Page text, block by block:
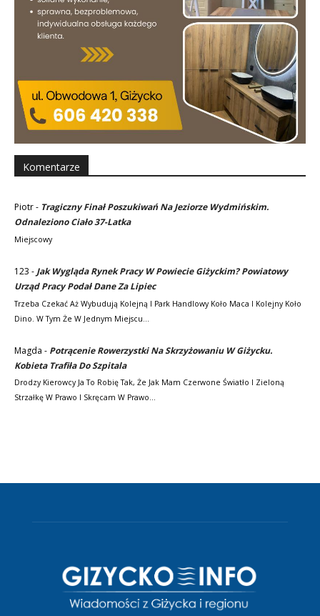
Komentarze
Piotr- Tragiczny Finał Poszukiwań Na Jeziorze Wydmińskim.
Odnaleziono Ciało 37-Latka
Miejscowy
123 - Jak Wygląda Rynek Pracy W Powiecie Giżyckim? Powiatowy
Urząd Pracy Podał Dane Za Lipiec
Trzeba Czekać Aż Wybudują Kolejną I Park Handlowy Koło Maca I Kolejny Koło
Dino. W Tym Że W Jednym Miejscu…
Magda - Potrącenie Rowerzystki Na Skrzyżowaniu W Giżycku.
Kobieta Trafiła Do Szpitala
Drodzy Kierowcy Ja To Robię Tak, Że Jak Mam Czerwone Światło I Zieloną
Strzałkę W Prawo I Skręcam W Prawo…